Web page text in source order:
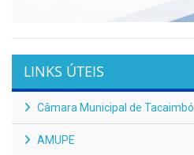
LINKS ÚTEIS
Câmara Municipal de Tacaimbó
AMUPE